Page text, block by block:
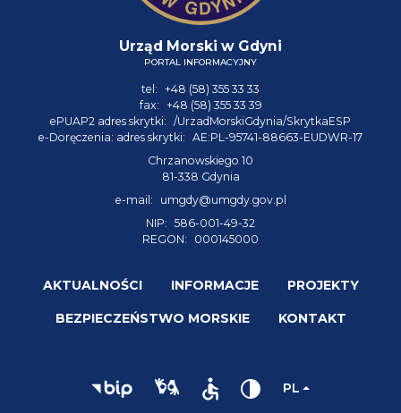
Urząd Morski w Gdyni
PORTAL INFORMACYJNY
tel: +48 (58) 355 33 33
fax: +48 (58) 355 33 39
ePUAP2 adres skrytki: /UrzadMorskiGdynia/SkrytkaESP
e-Doręczenia: adres skrytki: AE:PL-95741-88663-EUDWR-17
Chrzanowskiego 10
81-338 Gdynia
e-mail:
umgdy@umgdy.gov.pl
NIP: 586-001-49-32
REGON:
000145000
AKTUALNOŚCI INFORMACJE PROJEKTY
BEZPIECZEŃSTWO MORSKIE KONTAKT
PL